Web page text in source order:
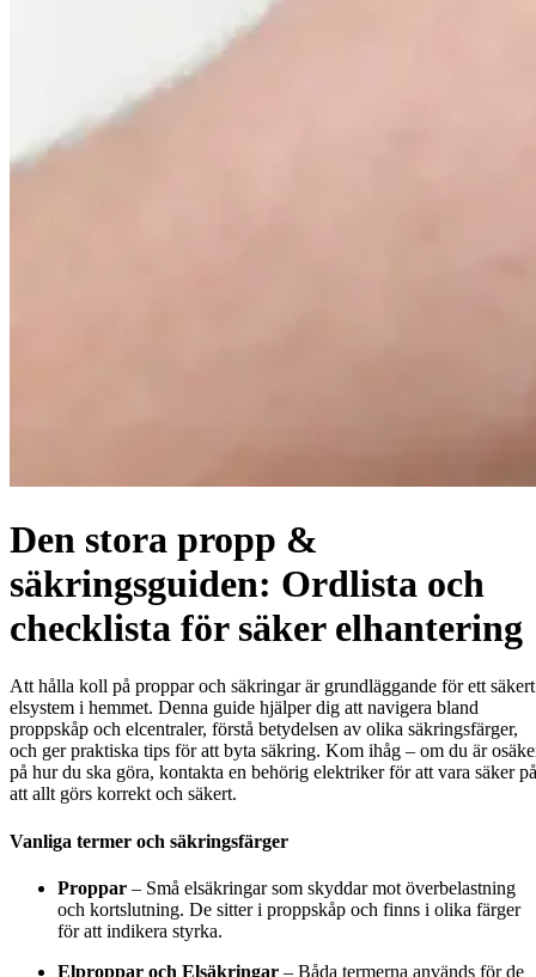
Den stora propp &
säkringsguiden: Ordlista och
checklista för säker elhantering
Att hålla koll på proppar och säkringar är grundläggande för ett säkert
elsystem i hemmet. Denna guide hjälper dig att navigera bland
proppskåp och elcentraler, förstå betydelsen av olika säkringsfärger,
och ger praktiska tips för att byta säkring. Kom ihåg – om du är
på hur du ska göra, kontakta en behörig elektriker för att vara säker på
att allt görs korrekt och säkert.
Vanliga termer och säkringsfärger
Proppar – Små elsäkringar som skyddar mot överbelastning
och kortslutning. De sitter i proppskåp och finns i olika färger
för att indikera styrka.
Elproppar och Elsäkringar – Båda termerna används för de